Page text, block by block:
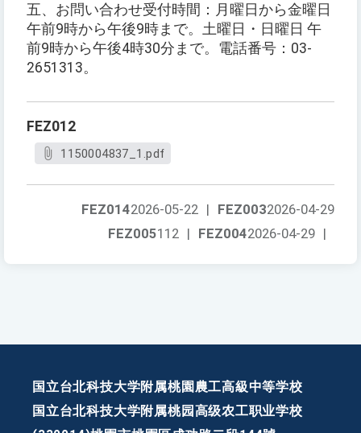
五、お問い合わせ受付時間：月曜日から金曜日
午前9時から午後9時まで。土曜日・日曜日 午
前9時から午後4時30分まで。電話番号：03-
2651313。
FEZ012
1150004837_1.pdf
FEZ0032026-04-29
FEZ0142026-05-22 |
FEZ0042026-04-29 |
FEZ005112 |
国立台北科技大学附属桃園農工高級中等学校
国立台北科技大学附属桃园高级农工职业学校